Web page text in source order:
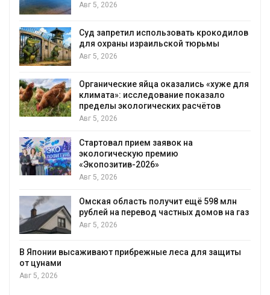
Авг 5, 2026
Суд запретил использовать крокодилов
для охраны израильской тюрьмы
Авг 5, 2026
Органические яйца оказались «хуже для
климата»: исследование показало
пределы экологических расчётов
Авг 5, 2026
Стартовал прием заявок на
экологическую премию
«Экопозитив-2026»
Авг 5, 2026
Омская область получит ещё 598 млн
рублей на перевод частных домов на газ
Авг 5, 2026
В Японии высаживают прибрежные леса для защиты
от цунами
Авг 5, 2026